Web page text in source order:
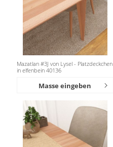
Mazatlan #3J von Lysel - Platzdeckchen
in elfenbein 40136
Masse eingeben